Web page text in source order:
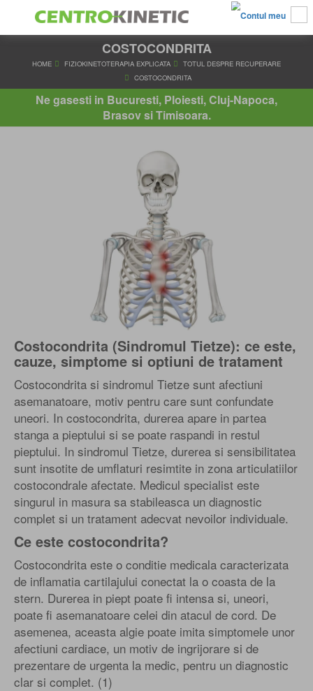
COSTOCONDRITA
FIZIOKINETOTERAPIA EXPLICATA
COSTOCONDRITA
Ne gasesti in Bucuresti, Ploiesti, Cluj-Napoca,
Brasov si Timisoara.
Costocondrita (Sindromul Tietze): ce este,
cauze, simptome si optiuni de tratament
Costocondrita si sindromul Tietze sunt afectiuni
asemanatoare, motiv pentru care sunt confundate
uneori. In costocondrita, durerea apare in partea
stanga a pieptului si se poate raspandi in restul
pieptului. In sindromul Tietze, durerea si sensibilitatea
sunt insotite de umflaturi resimtite in zona articulatiilor
costocondrale afectate. Medicul specialist este
singurul in masura sa stabileasca un diagnostic
complet si un tratament adecvat nevoilor individuale.
Ce este costocondrita?
Costocondrita este o conditie medicala caracterizata
de inflamatia cartilajului conectat la o coasta de la
stern. Durerea in piept poate fi intensa si, uneori,
poate fi asemanatoare celei din atacul de cord. De
asemenea, aceasta algie poate imita simptomele unor
afectiuni cardiace, un motiv de ingrijorare si de
prezentare de urgenta la medic, pentru un diagnostic
clar si complet. (1)